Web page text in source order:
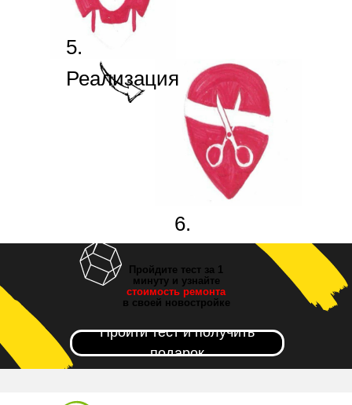
5.
Реализация
6.
Новоселье!
Пройдите тест за 1
минуту и узнайте
стоимость ремонта
в своей новостройке
Пройти тест и получить
подарок